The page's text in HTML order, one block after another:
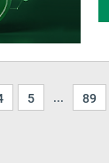
5 ... 89